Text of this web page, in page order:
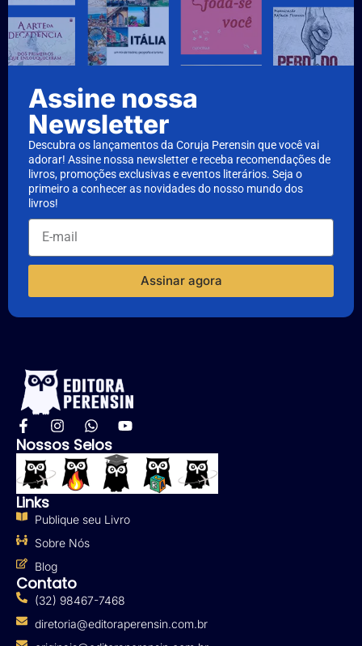
Assine nossa
Newsletter
Descubra os lançamentos da Coruja Perensin que você vai
adorar! Assine nossa newsletter e receba recomendações de
livros, promoções exclusivas e eventos literários. Seja o
primeiro a conhecer as novidades do nosso mundo dos
livros!
Assinar agora
Nossos Selos
Links
Publique seu Livro
Sobre Nós
Blog
Contato
(32) 98467-7468
diretoria@editoraperensin.com.br